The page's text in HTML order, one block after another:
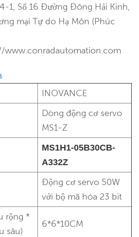
1, Số 16 Đường Đông Hải Kinh,
mại Tự do Hạ Môn (Phúc
www.conradautomation.com
INOVANCE
Dòng động cơ servo
MS1-Z
MS1H1-05B30CB-
A332Z
Động cơ servo 50W
với bộ mã hóa 23 bit
rộng *
sâu)
6*6*10CM